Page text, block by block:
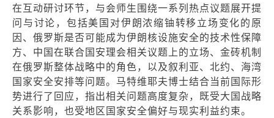
在互动研讨环节，与会师生围绕一系列热点议题展开提
问与讨论，包括美国对伊朗浓缩铀转移立场变化的原
因、俄罗斯是否可能成为伊朗核设施安全的技术性保障
方、中国在联合国安理会相关议题上的立场、金砖机制
在俄罗斯整体战略中的角色，以及叙利亚、北约、海湾
国家安全安排等问题。马特维耶夫博士结合当前国际形
势进行了回应，指出相关问题高度复杂，既受大国战略
关系影响，也受地区国家安全偏好与现实利益约束。